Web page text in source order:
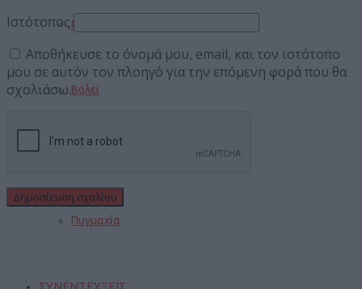
Μπάσκετ
Βόλεϊ
Πυγμαχία
ΣΥΝΕΝΤΕΥΞΕΙΣ
Ιστότοπος
Αποθήκευσε το όνομά μου, email, και τον ιστότοπο
μου σε αυτόν τον πλοηγό για την επόμενη φορά που θα
σχολιάσω.